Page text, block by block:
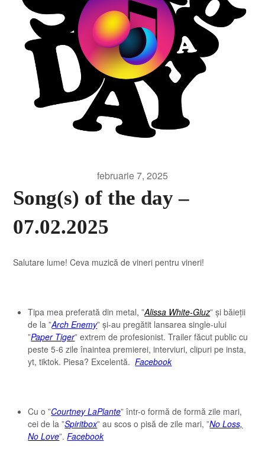
februarie 7, 2025
Song(s) of the day –
07.02.2025
Salutare lume! Ceva muzică de vineri pentru vineri!
Tipa mea preferată din metal, ”Alissa White-Gluz” și băieții
de la ”Arch Enemy” și-au pregătit lansarea single-ului
”Paper Tiger” extrem de profesionist. Trailer făcut public cu
peste 5-6 zile înaintea premierei, interviuri, clipuri pe insta,
yt, tiktok. Piesa? Excelentă.Facebook
Cu o ”Courtney LaPlante” într-o formă de formă zile mari,
cei de la ”Spiritbox” au scos o pisă de zile mari, ”No Loss,
No Love”. Facebook